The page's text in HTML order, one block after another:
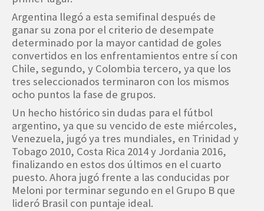
Argentina llegó a esta semifinal después de
ganar su zona por el criterio de desempate
determinado por la mayor cantidad de goles
convertidos en los enfrentamientos entre sí con
Chile, segundo, y Colombia tercero, ya que los
tres seleccionados terminaron con los mismos
ocho puntos la fase de grupos.
Un hecho histórico sin dudas para el fútbol
argentino, ya que su vencido de este miércoles,
Venezuela, jugó ya tres mundiales, en Trinidad y
Tobago 2010, Costa Rica 2014 y Jordania 2016,
finalizando en estos dos últimos en el cuarto
puesto. Ahora jugó frente a las conducidas por
Meloni por terminar segundo en el Grupo B que
lideró Brasil con puntaje ideal.